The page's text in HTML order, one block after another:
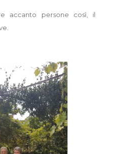
accanto persone così, il